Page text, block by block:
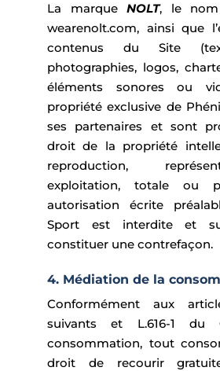
La marque NOLT, le
wearenolt.com, ainsi que
contenus du Site
photographies, logos,
éléments sonores ou
propriété exclusive de
ses partenaires et sont
droit de la propriété
reproduction,
exploitation, totale ou
autorisation écrite
Sport est interdite et
constituer une contrefaçon.
4. Médiation de la
Conformément aux
suivants et L.616-1
consommation, tout
droit de recourir